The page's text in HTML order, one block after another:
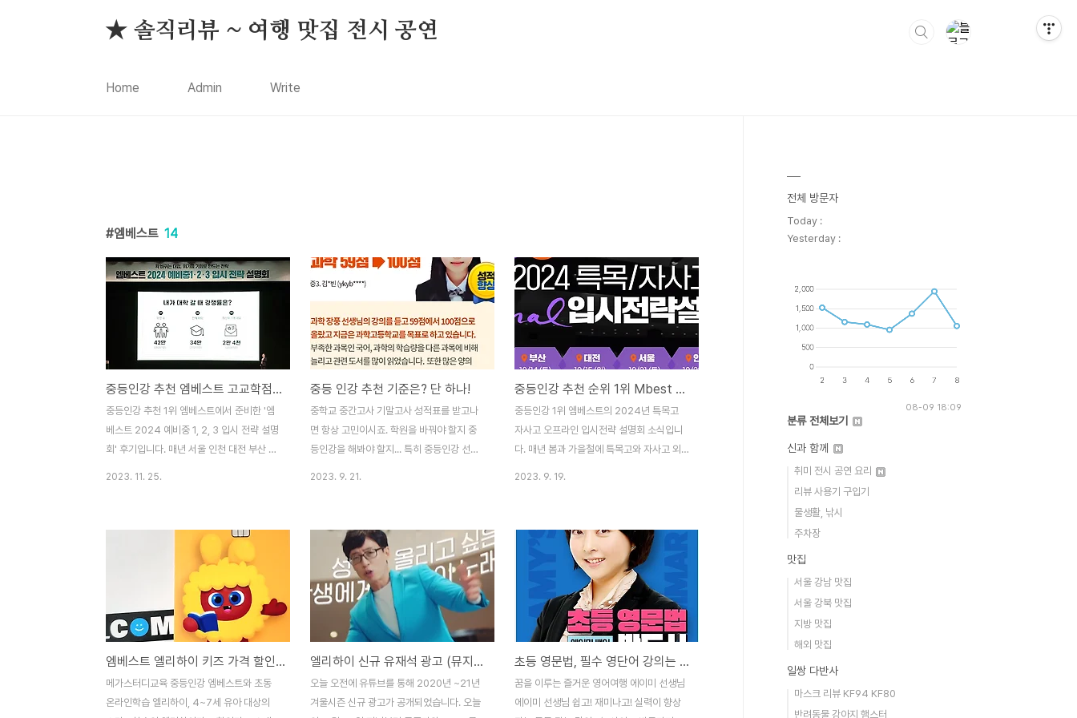
★ 솔직리뷰 ~ 여행 맛집 전시 공연
Home Admin Write
엠베스트 14
중등인강 추천 엠베스트 고교학점제 입시 설명회 후기
중등인강 추천 1위 엠베스트에서 준비한 '엠
베스트 2024 예비중 1, 2, 3 입시 전략 설명
회' 후기입니다. 매년 서울 인천 대전 부산 등
14시 코엑스 오디토리옴 매년 이맘때 중등인
강 1위 엠베스트는 예비중을 대상으로 중학
생활에 대한 설명회를 진행 하는데요. 올해는
현 중2, 중1, 예비중인 초등학교 6학년의 경
우 현 입시제도가 아닌 '고교학점제' 대상이
됩니다. 그래서 이번 입시 설명회 제목도 '엠
베스트 2024 예비중 1, 2, 3 입시 전략 설명
회' ! 이런 입시제도의 대변혁에 대한 기대와
불안감인지 예년보다도 더 ..
2023. 11. 25.
중등 인강 추천 기준은? 단 하나!
중학교 중간고사 기말고사 성적표를 받고나
면 항상 고민이시죠. 학원을 바꿔야 할지 중
등인강을 해봐야 할지... 특히 중등인강 선택
스의 특장점을 홍보합니다. 이중에서도 가장
중요한 부분은 정성적인 부분이 아닌 바로 정
량적인 부분이 아닐까 합니다. 작년인 2022
년 주요과목 평균 95점이상 내신 최상위권
회원은 26,902명 배출하고, 2023년 올해
1학기에만 16,541명을 배출한 중등인강 1위
서비스가 있습니다. | 공부 잘 하는, 공부 잘
하려는 중학생이 선택한 중등인강 순위 1위
중등인강 추천 및 선택시 꼭 확인하세요. 매
2023. 9. 21.
중등인강 추천 순위 1위 Mbest 중등 전략설명회
중등인강 1위 엠베스트의 2024년 특목고
자사고 오프라인 입시전략 설명회 소식입니
다. 매년 봄과 가을철에 특목고와 자사고 외
강 유일의 전국 설명회로 이번에도 서울 인천
부산 대전 4개 도시를 순회하며, 대규모 설명
회를 진행합니다. 역시나 중등인강 추천 1위
엠베스트의 저력이 보입니다. (설명회 신청
방법은 글 하단에 소개합니다.) | 특목고 존치
결정! 항상 뜨거운 이슈였던 외고 국제고 자
사고 등의 존치가 결정되었습니다. 특목고의
일반고 전환 우려가 해소되었고 이에 해당 학
교를 목표로 준비한 최상위권 중학생들의 관
2023. 9. 19.
엠베스트 엘리하이 키즈 가격 할인 정보 (월 -23,000원)
메가스터디교육 중등인강 엠베스트와 초동
온라인학습 엘리하이, 4~7세 유아 대상의
엘리하이 신규 유재석 광고 (뮤지컬) vs 지난 광고 (우주인) 비교
오늘 오전에 유튜브를 통해 2020년 ~21년
겨울시즌 신규 광고가 공개되었습니다. 오늘
초등 영문법, 필수 영단어 강의는 에이미 쌤과 함께 w 초등인강 엘리하이
꿈을 이루는 즐거운 영어여행 에이미 선생님
에이미 선생님 쉽고! 재미나고! 실력이 향상
전체 방문자
Today :
Yesterday :
08-09 18:09
분류 전체보기
신과 함께
취미 전시 공연 요리
리뷰 사용기 구입기
물생활, 낚시
주차장
맛집
서울 강남 맛집
서울 강북 맛집
지방 맛집
해외 맛집
일쌍 다반사
마스크 리뷰 KF94 KF80
반려동물 강아지 햄스터